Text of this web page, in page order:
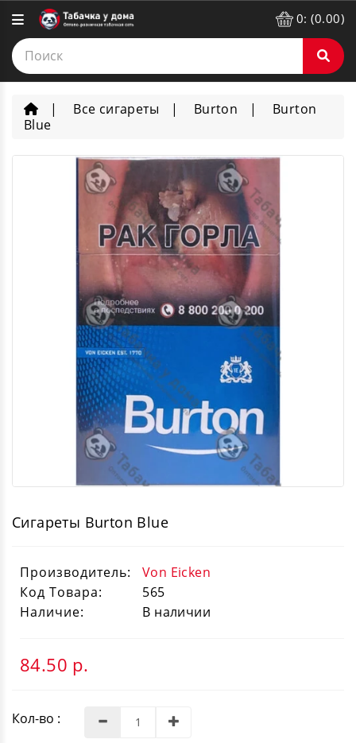
0: (0.00)
Все сигареты Burton
Burton
Blue
Сигареты Burton Blue
Производитель:
Von Eicken
Код Товара:
565
Наличие:
В наличии
84.50 р.
Кол-во :